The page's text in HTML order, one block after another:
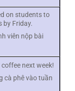
on students to
by Friday.
viên nộp bài
coffee next week!
cà phê vào tuần